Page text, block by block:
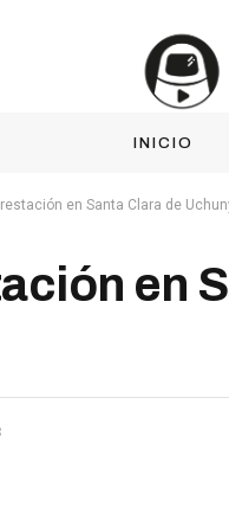
INICIO
en Santa Clara de
en